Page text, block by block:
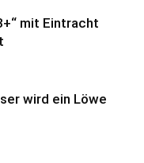
mit Eintracht
wird ein Löwe